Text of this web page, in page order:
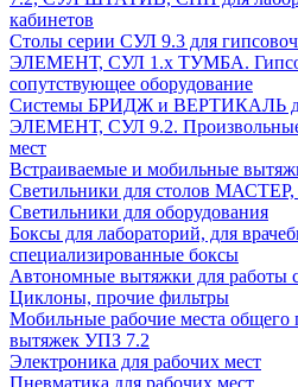
кабинетов
Столы серии СУЛ 9.3 для
ЭЛЕМЕНТ, СУЛ 1.х ТУМБА.
сопутствующее оборудование
Системы БРИДЖ и ВЕРТИКАЛЬ
ЭЛЕМЕНТ, СУЛ 9.2. Произвольные
мест
Встраиваемые и мобильные
Светильники для столов
Светильники для оборудования
Боксы для лабораторий, для
специализированные боксы
Автономные вытяжки для работы
Циклоны, прочие фильтры
Мобильные рабочие места общего
вытяжек УПЗ 7.2
Электроника для рабочих мест
Пневматика для рабочих мест